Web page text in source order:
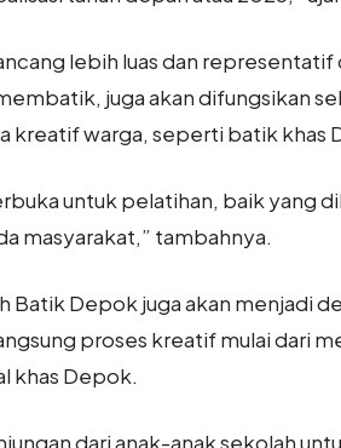
lebih luas dan
juga akan difungsikan
kreatif warga, seperti batik khas
untuk pelatihan, baik yang
masyarakat,” tambahnya.
Batik Depok juga akan menjadi
proses kreatif mulai dari
khas Depok.
dari anak-anak sekolah